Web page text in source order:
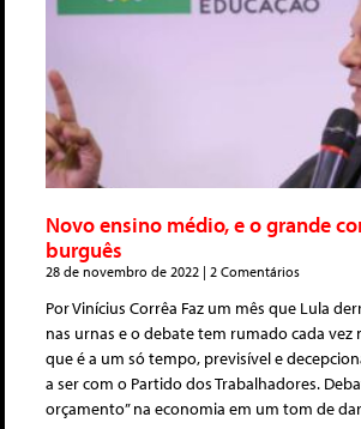
Novo ensino médio, e o grande
burguês
28 de novembro de 2022 2 Comentários
Por Vinícius Corrêa Faz um mês que Lula
nas urnas e o debate tem rumado cada vez
que é a um só tempo, previsível e
a ser com o Partido dos Trabalhadores.
orçamento” na economia em um tom de